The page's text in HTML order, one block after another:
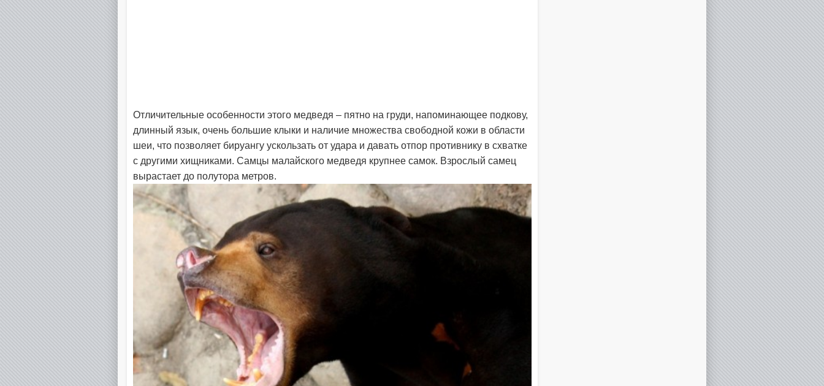
Отличительные особенности этого медведя – пятно на груди, напоминающее подкову,
длинный язык, очень большие клыки и наличие множества свободной кожи в области
шеи, что позволяет бируангу ускользать от удара и давать отпор противнику в схватке
с другими хищниками. Самцы малайского медведя крупнее самок. Взрослый самец
вырастает до полутора метров.